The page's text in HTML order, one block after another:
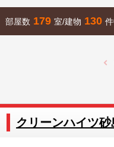
部屋数 179 室/建物 130
クリーンハイツ